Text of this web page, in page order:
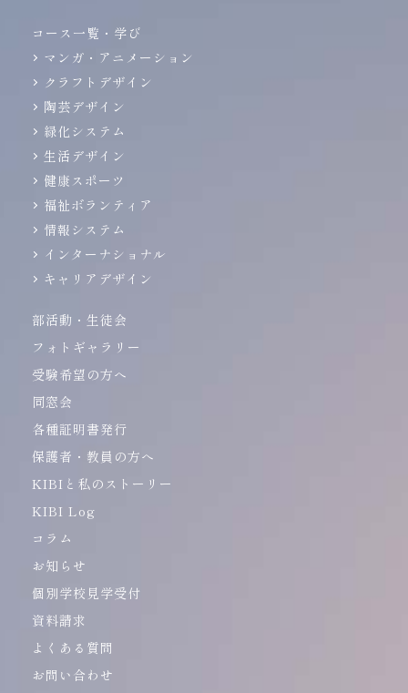
コース一覧・学び
マンガ・アニメーション
クラフトデザイン
陶芸デザイン
緑化システム
生活デザイン
健康スポーツ
福祉ボランティア
情報システム
インターナショナル
キャリアデザイン
部活動・生徒会
フォトギャラリー
受験希望の方へ
同窓会
各種証明書発行
保護者・教員の方へ
KIBIと私のストーリー
KIBI Log
コラム
お知らせ
個別学校見学受付
資料請求
よくある質問
お問い合わせ